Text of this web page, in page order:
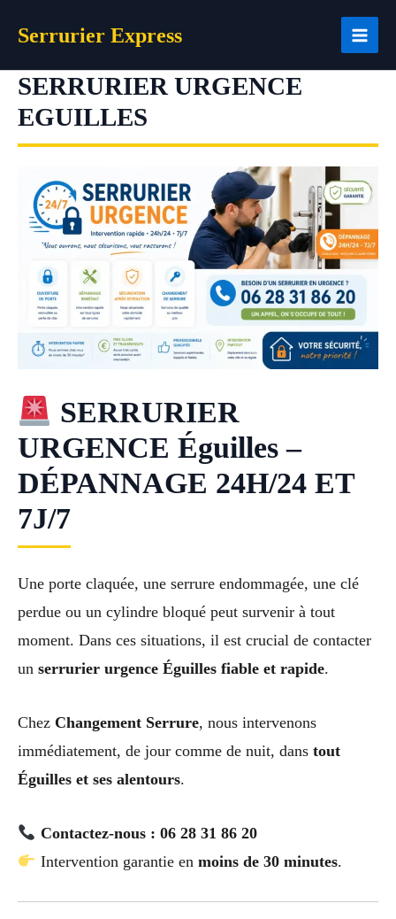
Serrurier Express
SERRURIER URGENCE
EGUILLES
SERRURIER
URGENCE Éguilles –
DÉPANNAGE 24H/24 ET
7J/7
Une porte claquée, une serrure endommagée, une clé
perdue ou un cylindre bloqué peut survenir à tout
moment. Dans ces situations, il est crucial de contacter
un serrurier urgence Éguilles fiable et rapide.
Chez Changement Serrure, nous intervenons
immédiatement, de jour comme de nuit, dans tout
Éguilles et ses alentours.
Contactez-nous : 06 28 31 86 20
Intervention garantie en moins de 30 minutes.